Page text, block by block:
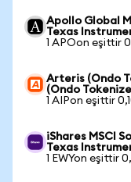
Apollo Global
Texas
1 APOon eşittir
Arteris (Ondo
(Ondo
1 AIPon eşittir
iShares MSCI
Texas
1 EWYon eşittir